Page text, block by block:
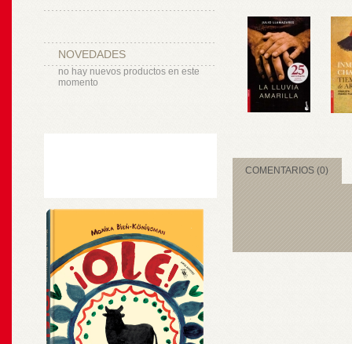
NOVEDADES
no hay nuevos productos en este
momento
COMENTARIOS (0)